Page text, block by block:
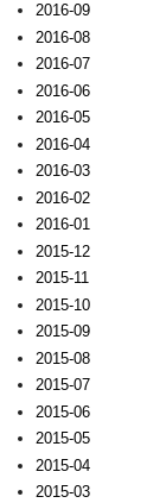
2016-09
2016-08
2016-07
2016-06
2016-05
2016-04
2016-03
2016-02
2016-01
2015-12
2015-11
2015-10
2015-09
2015-08
2015-07
2015-06
2015-05
2015-04
2015-03